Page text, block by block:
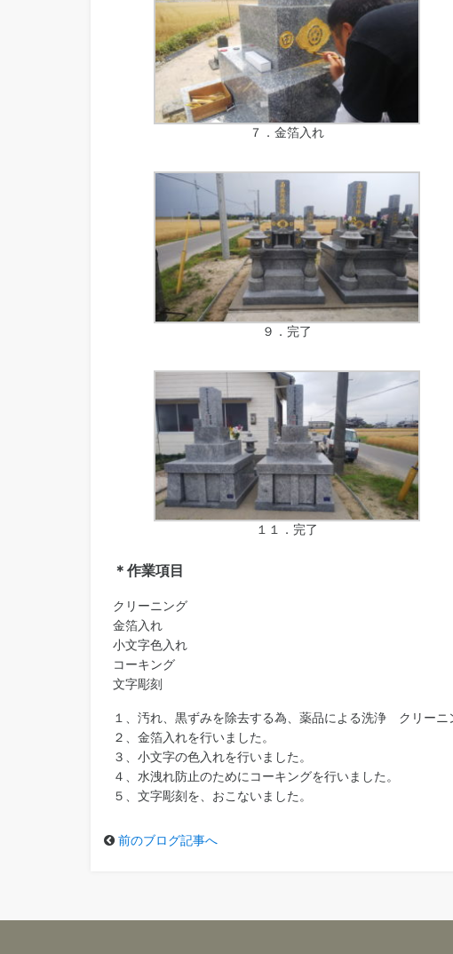
７．金箔入れ
９．完了
１１．完了
＊作業項目
クリーニング
金箔入れ
小文字色入れ
コーキング
文字彫刻
１、汚れ、黒ずみを除去する為、薬品による洗浄 クリーニ
２、金箔入れを行いました。
３、小文字の色入れを行いました。
４、水洩れ防止のためにコーキングを行いました。
５、文字彫刻を、おこないました。
前のブログ記事へ